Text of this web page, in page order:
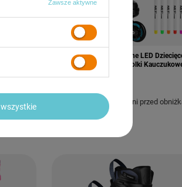
PROMOCJA
Łyżwy Rolki Regulowane LED
Hokejowe 4w1 Łyżworolki
Najniższa cena z 30 dni przed
-18%
Zawsze aktywne